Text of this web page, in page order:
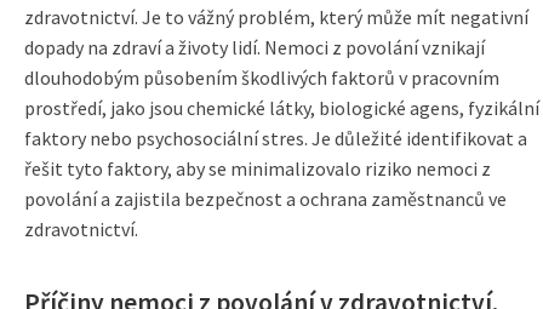
zdravotnictví. Je to vážný problém, který může mít negativní
dopady na zdraví a životy lidí. Nemoci z povolání vznikají
dlouhodobým působením škodlivých faktorů v pracovním
prostředí, jako jsou chemické látky, biologické agens, fyzikální
faktory nebo psychosociální stres. Je důležité identifikovat a
řešit tyto faktory, aby se minimalizovalo riziko nemoci z
povolání a zajistila bezpečnost a ochrana zaměstnanců ve
zdravotnictví.
Příčiny nemoci z povolání v zdravotnictví.